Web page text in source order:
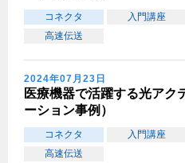
コネクタ 入門講座
高速伝送
2024年07月23日
医療機器で活躍する光アク
ーション事例）
コネクタ 入門講座
高速伝送